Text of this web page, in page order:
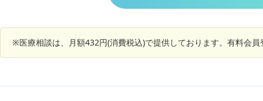
※医療相談は、月額432円(消費税込)で提供しております。有料会